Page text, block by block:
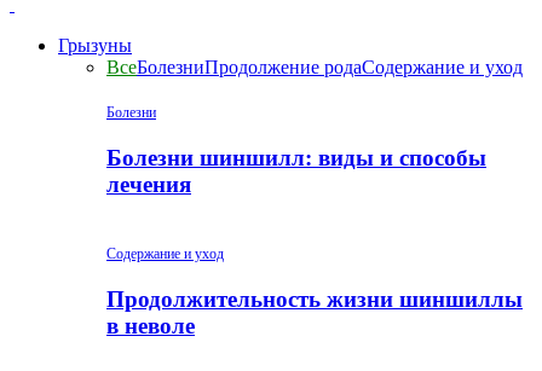
Грызуны
ВсеБолезниПродолжение родаСодержание и уход
Болезни
Болезни шиншилл: виды и способы
лечения
Содержание и уход
Продолжительность жизни шиншиллы
в неволе